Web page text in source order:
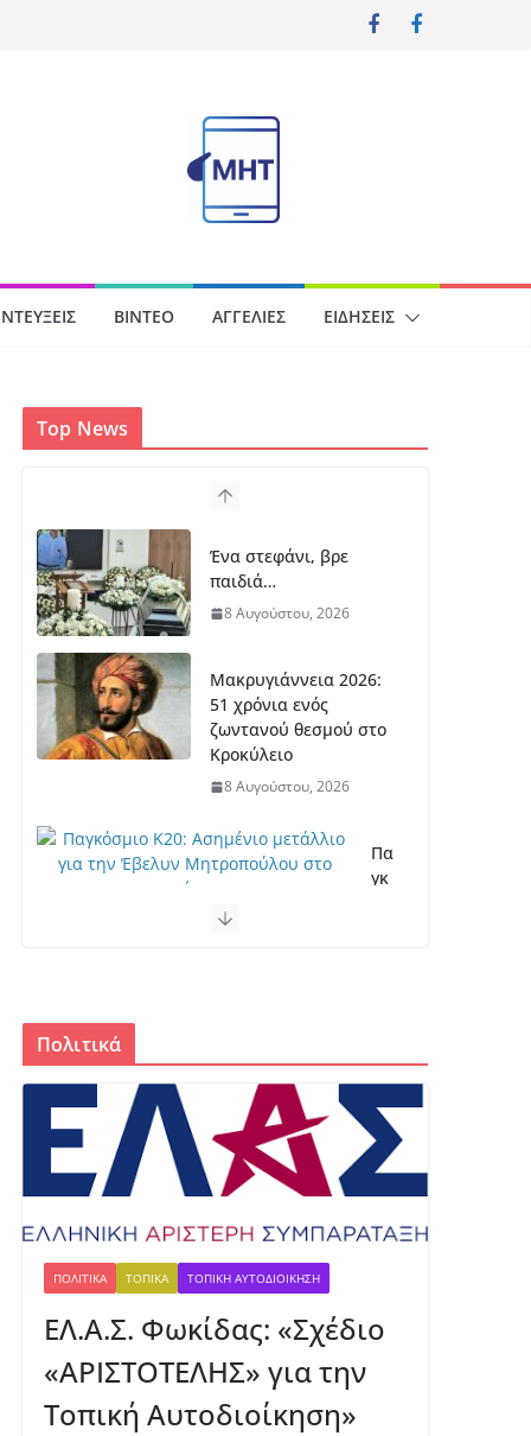
ΒΊΝΤΕΟ ΑΓΓΕΛΊΕΣ ΕΙΔΉΣΕΙΣ
Top News
Ένα στεφάνι, βρε
παιδιά…
8 Αυγούστου, 2026
Μακρυγιάννεια 2026:
51 χρόνια ενός
ζωντανού θεσμού στο
Κροκύλειο
8 Αυγούστου, 2026
Πα
γκ
ο
με
τά
λλ
ιο
γι
Έβ
Πολιτικά
ΠΟΛΙΤΙΚΆ ΤΟΠΙΚΆ ΤΟΠΙΚΉ ΑΥΤΟΔΙΟΊΚΗΣΗ
ΕΛ.Α.Σ. Φωκίδας: «Σχέδιο
«ΑΡΙΣΤΟΤΕΛΗΣ» για την
Τοπική Αυτοδιοίκηση»